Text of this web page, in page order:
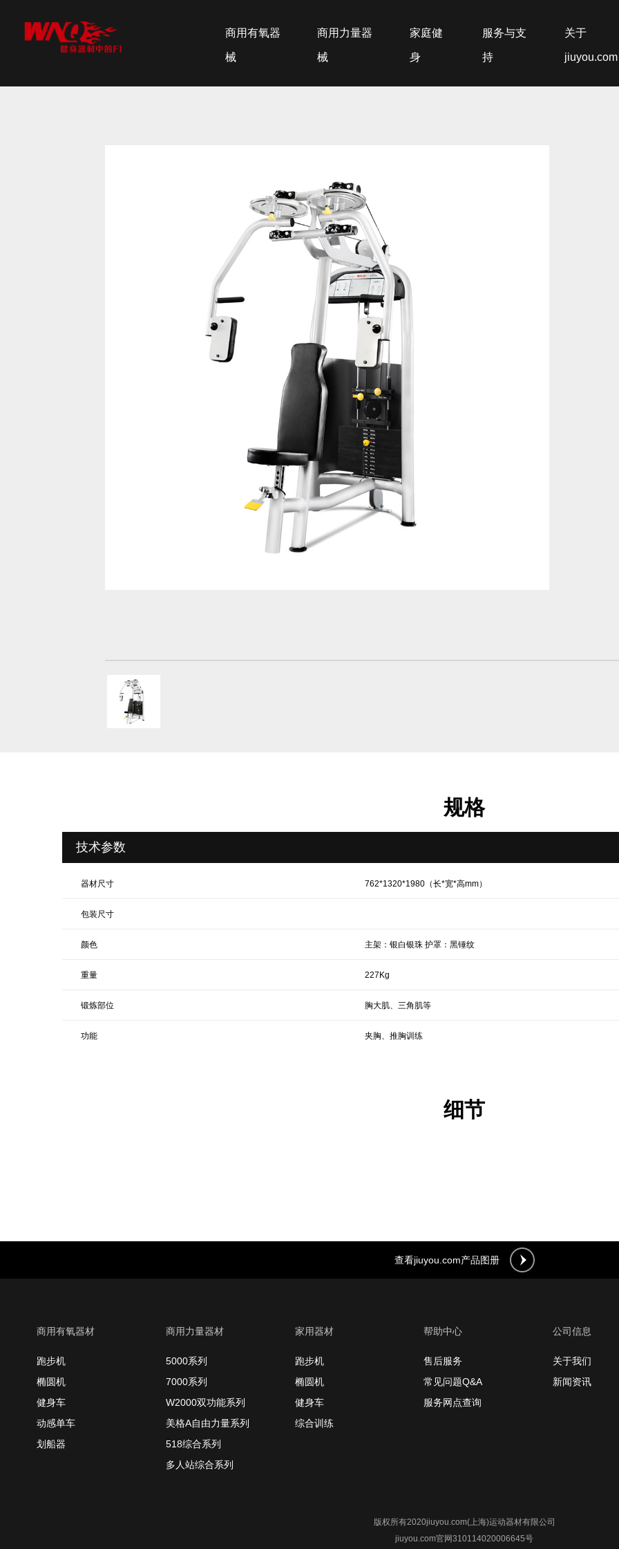
商用有氧器
械
商用力量器
械
家庭健
身
服务与支
持
关于
jiuyou.com
规格
技术参数
器材尺寸 762*1320*1980（长*宽*高mm）
包装尺寸
颜色 主架：银白银珠 护罩：黑锤纹
重量 227Kg
锻炼部位 胸大肌、三角肌等
功能 夹胸、推胸训练
细节
查看jiuyou.com产品图册
商用有氧器材
跑步机
椭圆机
健身车
动感单车
划船器
商用力量器材
5000系列
7000系列
W2000双功能系列
美格A自由力量系列
518综合系列
多人站综合系列
家用器材
跑步机
椭圆机
健身车
综合训练
帮助中心
售后服务
常见问题Q&A
服务网点查询
公司信息
关于我们
新闻资讯
版权所有2020jiuyou.com(上海)运动器材有限公司
jiuyou.com官网310114020006645号